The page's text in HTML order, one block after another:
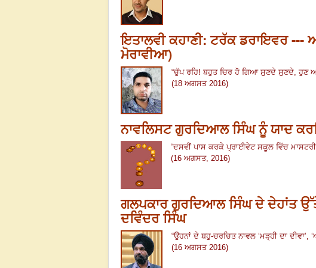
ਇਤਾਲਵੀ ਕਹਾਣੀ: ਟਰੱਕ ਡਰਾਇਵਰ
ਮੋਰਾਵੀਆ)
“ਚੁੱਪ ਰਹਿ! ਬਹੁਤ ਚਿਰ ਹੋ ਗਿਆ ਸੁਣਦੇ ਸੁਣਦੇ ਹੁਣ
(18 ਅਗਸਤ 2016)
ਨਾਵਲਿਸਟ ਗੁਰਦਿਆਲ ਸਿੰਘ ਨੂੰ ਯਾਦ
“ਦਸਵੀਂ ਪਾਸ ਕਰਕੇ ਪ੍ਰਾਈਵੇਟ ਸਕੂਲ ਵਿੱਚ ਮਾਸਟਰੀ
(16 ਅਗਸਤ, 2016)
ਗਲਪਕਾਰ ਗੁਰਦਿਆਲ ਸਿੰਘ ਦੇ ਦੇਹਾਂਤ
ਦਵਿੰਦਰ ਸਿੰਘ
“ਉਹਨਾਂ ਦੇ ਬਹੁ-ਚਰਚਿਤ ਨਾਵਲ ‘ਮੜ੍ਹੀ ਦਾ ਦੀਵਾ’ , ‘
(16 ਅਗਸਤ 2016)